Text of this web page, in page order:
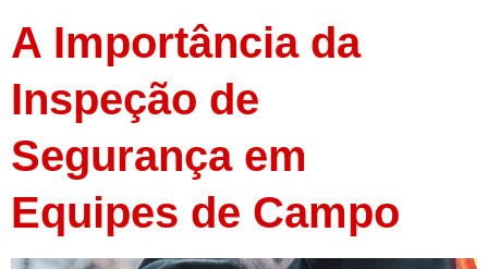
A Importância da
Inspeção de
Segurança em
Equipes de Campo